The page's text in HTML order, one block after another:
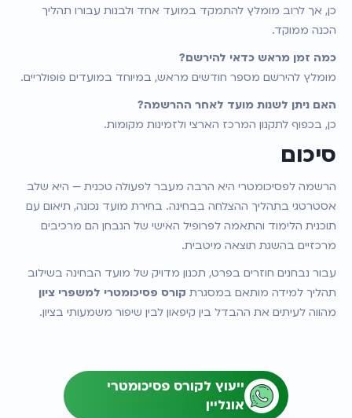
כן, אך לרוב מומלץ להתמקד במועד אחד ולבנות עבורו תהליך
הכנה ממוקד.
כמה זמן מראש כדאי להירשם?
מומלץ להירשם מספר חודשים מראש, במיוחד במועדים פופולריים.
האם ניתן לשנות מועד לאחר ההרשמה?
כן, בכפוף לתקנון המרכז הארצי ולזמינות מקומות.
סיכום
הרשמה לפסיכומטרי היא הרבה מעבר לפעולה טכנית — היא שלב
אסטרטגי בתהליך ההצלחה בבחינה. בחירת מועד נכונה, תיאום עם
תוכנית הלימוד והתאמה לפרופיל האישי של הנבחן הם מרכיבים
מרכזיים בהשגת תוצאה מיטבית.
עבור נבחנים חוזרים בפרט, תכנון מדויק של מועד הבחינה בשילוב
תהליך למידה מותאם במסגרת קורס פסיכומטרי למשפרי ציון
מהווה לעיתים את ההבדל בין קיפאון לבין שיפור משמעותי בציון.
ייעוץ לקורס פסיכומטרי
אונליין